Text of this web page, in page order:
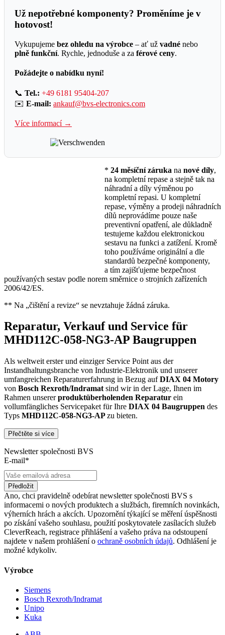
Už nepotřebné komponenty? Proměníme je v
hotovost!
Vykupujeme bez ohledu na výrobce – ať už vadné nebo
plně funkční. Rychle, jednoduše a za férové ceny.
Požádejte o nabídku nyní!
📞 Tel.: +49 6181 95404-207
✉️ E-mail: ankauf@bvs-electronics.com
Více informací →
* 24 měsíční záruka na nové díly,
na kompletní repase a stejně tak na
náhradní a díly výměnou po
kompletní repasi. U kompletní
repase, výměny a prodeji náhradních
dílů neprovádíme pouze naše
preventivní opatření, ale důkladně
testujeme každou elektronickou
sestavu na funkci a zatížení. Kromě
toho používáme originální a dle
standardů bezpečné komponenty,
a tím zajišťujeme bezpečnost
používaných sestav podle norem směrnice o strojních zařízeních
2006/42/ES.
** Na „čištění a revize“ se nevztahuje žádná záruka.
Reparatur, Verkauf und Service für
MHD112C-058-NG3-AP Baugruppen
Als weltweit erster und einziger Service Point aus der
Instandhaltungsbranche von Industrie-Elektronik und unserer
umfangreichen Reparaturerfahrung in Bezug aufDIAX 04 Motory
von Bosch Rexroth/Indramat sind wir in der Lage, Ihnen im
Rahmen unsererproduktüberholenden Reparatur ein
vollumfängliches Servicepaket für Ihre DIAX 04 Baugruppen des
Typs MHD112C-058-NG3-APzu bieten.
Dies unterscheidet unsere
konventionellen Reparaturen:
oder einem höheren Verschleiß unterliegen
Zertifizierte Reparaturwerkstatt
Austausch aller Komponenten, die als Schwachstellen
identifiziert werden und somit ein Sicherheitsrisiko für die
Maschine und deren Betreiber darstellen
Ausschließliche Verwendung der vom Hersteller oder
Gesetzgeber neuen & zugelassenen Komponenten
Überprüfung aller relevanten Funktionen in Form von
Funktions- und Lasttests
Mit unserer
Lage, die Reparatur Ihrer
Qualität zu priorisieren.
Verkauf von Ersatz- und Austauschteilen
sowie Neuteilen für MHD112C-058-NG3-
Přečtěte si více
Newsletter společnosti BVS
E-mail*
Předložit
Ano, chci pravidelně odebírat newsletter společnosti BVS s
informacemi o nových produktech a službách, firemních novinkách,
výherních hrách a akcích. Upozornění týkající se měření úspěšnosti
po získání vašeho souhlasu, použití poskytovatele zasílacích služeb
CleverReach, registrace přihlášení a vašeho práva na odstoupení
najdete v našem prohlášení o ochraně osobních údajů. Odhlášení je
možné kdykoliv.
Výrobce
Siemens
Bosch Rexroth/Indramat
Unipo
Kuka